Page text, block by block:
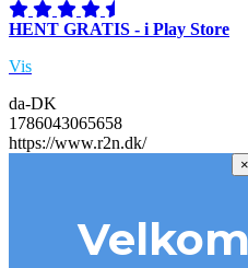
HENT GRATIS - i Play Store
Vis
da-DK
1786043065658
https://www.r2n.dk/
×